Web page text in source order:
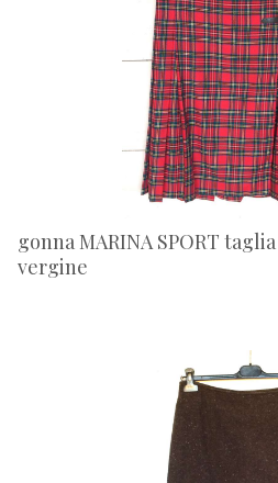
gonna MARINA SPORT
vergine